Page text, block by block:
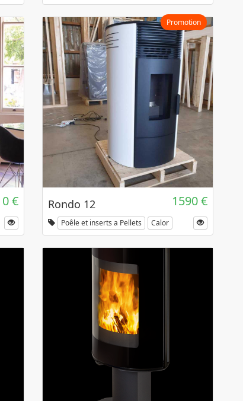
0 €
Promotion
Rondo 12 1590 €
Poêle et inserts a Pellets Calor